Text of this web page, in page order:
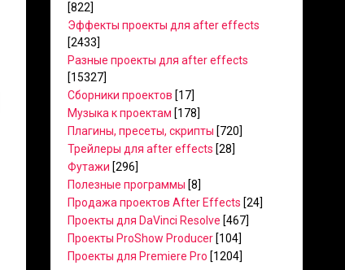
[822]
Эффекты проекты для after effects
[2433]
Разные проекты для after effects
[15327]
Сборники проектов [17]
Музыка к проектам [178]
Плагины, пресеты, скрипты [720]
Трейлеры для after effects [28]
Футажи [296]
Полезные программы [8]
Продажа проектов After Effects [24]
Проекты для DaVinci Resolve [467]
Проекты ProShow Producer [104]
Проекты для Premiere Pro [1204]